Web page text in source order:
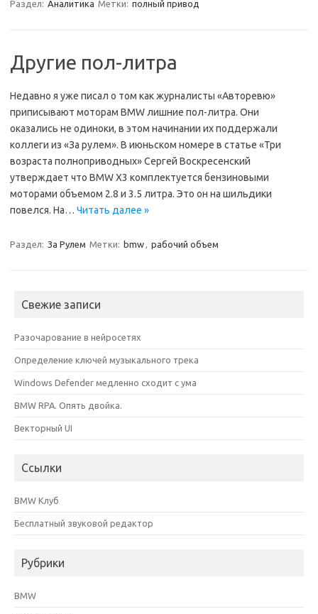
Раздел: Аналитика Метки: полный привод
Другие пол-литра
Недавно я уже писал о том как журналисты «Авторевю»
приписывают моторам BMW лишние пол-литра. Они
оказались не одиноки, в этом начинании их поддержали
коллеги из «За рулем». В июньском номере в статье «Три
возраста полноприводных» Сергей Воскресенский
утверждает что BMW X3 комплектуется бензиновыми
моторами объемом 2.8 и 3.5 литра. Это он на шильдики
повелся. На… Читать далее »
Раздел: За Рулем Метки: bmw, рабочий объем
Свежие записи
Разочарование в нейросетях
Определение ключей музыкального трека
Windows Defender медленно сходит с ума
BMW RPA. Опять двойка.
Векторный UI
Ссылки
BMW Клуб
Бесплатный звуковой редактор
Рубрики
BMW